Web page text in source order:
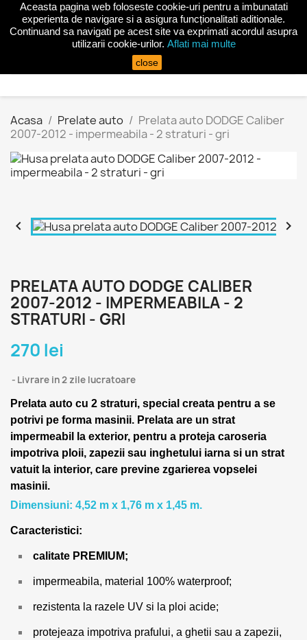
 shopping_cart

Acasa Prelate auto
Prelata auto DODGE Caliber
2007-2012 - impermeabila - 2 straturi - gri
 
PRELATA AUTO DODGE CALIBER
2007-2012 - IMPERMEABILA - 2
STRATURI - GRI
270 lei
Livrare in 2 zile lucratoare
Prelata auto cu 2 straturi, special creata pentru a se
potrivi pe forma masinii. Prelata are un strat
impermeabil la exterior, pentru a proteja caroseria
impotriva ploii, zapezii sau inghetului iarna si un strat
vatuit la interior, care previne zgarierea vopselei
masinii.
Dimensiuni: 4,52 m x 1,76 m x 1,45 m.
Caracteristici:
calitate PREMIUM;
impermeabila, material 100% waterproof;
rezistenta la razele UV si la ploi acide;
protejeaza impotriva prafului, a ghetii sau a zapezii,
Aceasta pagina web foloseste cookie-uri pentru a imbunatati
experienta de navigare si a asigura funcționalitati aditionale.
Continuand sa navigati pe acest site va exprimati acordul asupra
utilizarii cookie-urilor. Aflati mai multe
close